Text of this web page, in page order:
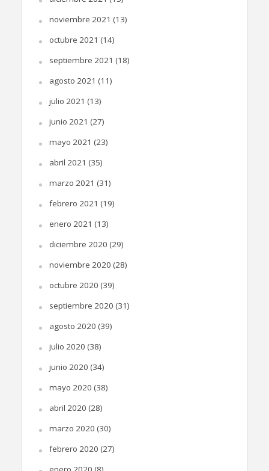
noviembre 2021 (13)
octubre 2021 (14)
septiembre 2021 (18)
agosto 2021 (11)
julio 2021 (13)
junio 2021 (27)
mayo 2021 (23)
abril 2021 (35)
marzo 2021 (31)
febrero 2021 (19)
enero 2021 (13)
diciembre 2020 (29)
noviembre 2020 (28)
octubre 2020 (39)
septiembre 2020 (31)
agosto 2020 (39)
julio 2020 (38)
junio 2020 (34)
mayo 2020 (38)
abril 2020 (28)
marzo 2020 (30)
febrero 2020 (27)